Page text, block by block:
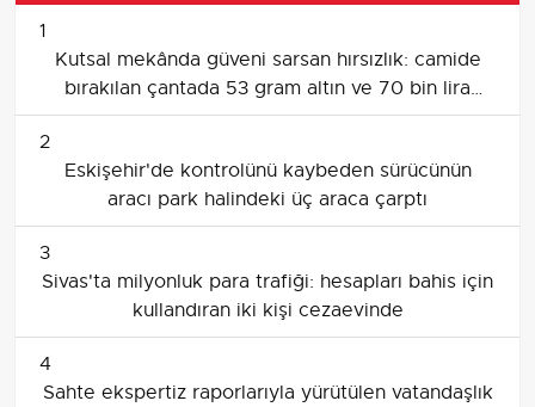
1
Kutsal mekânda güveni sarsan hırsızlık: camide
bırakılan çantada 53 gram altın ve 70 bin lira
çalındı
2
Eskişehir'de kontrolünü kaybeden sürücünün
aracı park halindeki üç araca çarptı
3
Sivas'ta milyonluk para trafiği: hesapları bahis için
kullandıran iki kişi cezaevinde
4
Sahte ekspertiz raporlarıyla yürütülen vatandaşlık